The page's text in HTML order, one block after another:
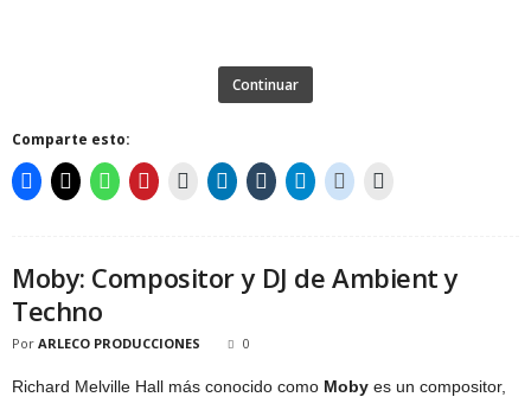
Continuar
Comparte esto:
Moby: Compositor y DJ de Ambient y
Techno
Por ARLECO PRODUCCIONES 0
Richard Melville Hall más conocido como Moby es un compositor,